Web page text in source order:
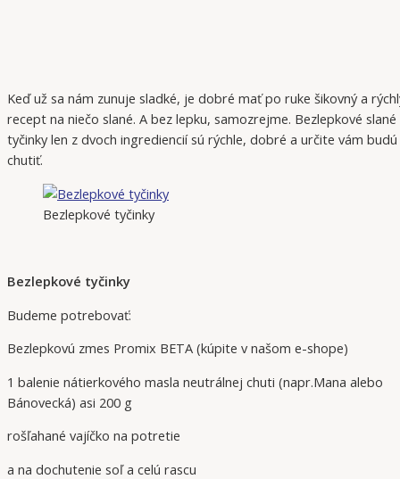
Keď už sa nám zunuje sladké, je dobré mať po ruke šikovný a
recept na niečo slané. A bez lepku, samozrejme. Bezlepkové slané
tyčinky len z dvoch ingrediencií sú rýchle, dobré a určite vám budú
chutiť.
Bezlepkové tyčinky
Bezlepkové tyčinky
Budeme potrebovať:
Bezlepkovú zmes Promix BETA (kúpite v našom e-shope)
1 balenie nátierkového masla neutrálnej chuti (napr.Mana alebo
Bánovecká) asi 200 g
rošľahané vajíčko na potretie
a na dochutenie soľ a celú rascu